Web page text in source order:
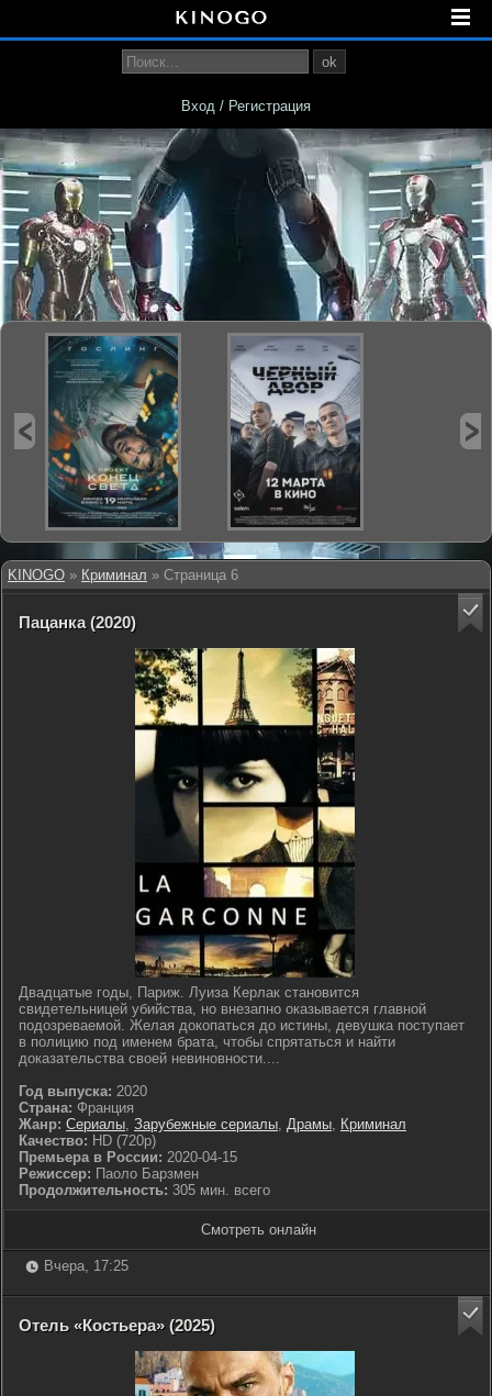
KINOGO » Криминал » Страница 6
Пацанка (2020)
Двадцатые годы, Париж. Луиза Керлак становится
свидетельницей убийства, но внезапно оказывается главной
подозреваемой. Желая докопаться до истины, девушка поступает
в полицию под именем брата, чтобы спрятаться и найти
доказательства своей невиновности....
Год выпуска: 2020
Страна: Франция
Жанр: Сериалы, Зарубежные сериалы, Драмы, Криминал
Качество: HD (720p)
Премьера в России: 2020-04-15
Режиссер: Паоло Барзмен
Продолжительность: 305 мин. всего
Смотреть онлайн
Вчера, 17:25
Отель «Костьера» (2025)
ok
Вход / Регистрация